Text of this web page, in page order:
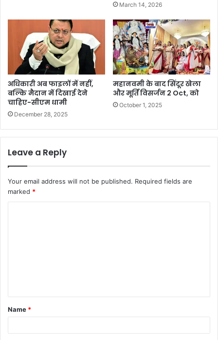
March 14, 2026
अधिकारी अब फाइलों में नहीं,
बल्कि मैदान में दिखाई देने
चाहिए-सीएम धामी
December 28, 2025
महानवमी के बाद सिंदूर खेला
और मूर्ति विसर्जन 2 Oct, को
October 1, 2025
Leave a Reply
Your email address will not be published. Required fields are
marked *
t
*
Name *